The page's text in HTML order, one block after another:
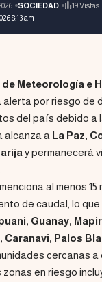
8:13 am
SOCIEDAD 19 Vistas
Meteorología e
alerta por riesgo de
del país debido a
alcanza a La Paz,
y permanecerá
al menos
de caudal, lo
Guanay,
Caranavi, Palos
cercanas a
zonas en riesgo